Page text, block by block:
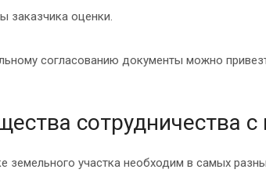
заказчика оценки.
согласованию документы можно
сотрудничества
земельного участка необходим в самых